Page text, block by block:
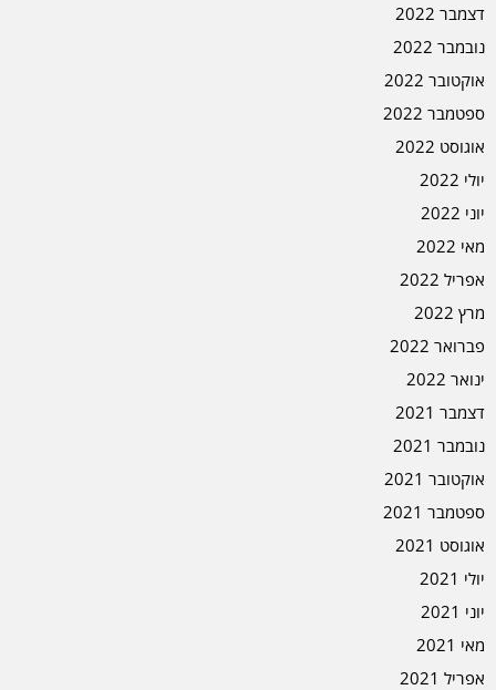
דצמבר 2022
נובמבר 2022
אוקטובר 2022
ספטמבר 2022
אוגוסט 2022
יולי 2022
יוני 2022
מאי 2022
אפריל 2022
מרץ 2022
פברואר 2022
ינואר 2022
דצמבר 2021
נובמבר 2021
אוקטובר 2021
ספטמבר 2021
אוגוסט 2021
יולי 2021
יוני 2021
מאי 2021
אפריל 2021